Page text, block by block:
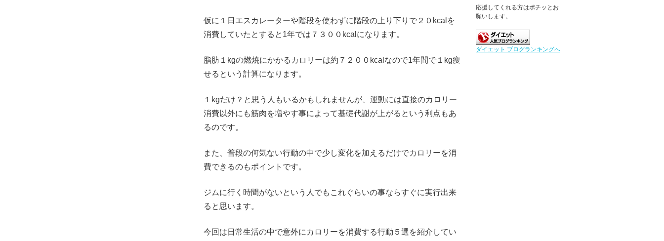
仮に１日エスカレーターや階段を使わずに階段の上り下りで２０kcalを
消費していたとすると1年では７３００kcalになります。
脂肪１kgの燃焼にかかるカロリーは約７２００kcalなので1年間で１kg痩
せるという計算になります。
１kgだけ？と思う人もいるかもしれませんが、運動には直接のカロリー
消費以外にも筋肉を増やす事によって基礎代謝が上がるという利点もあ
るのです。
また、普段の何気ない行動の中で少し変化を加えるだけでカロリーを消
費できるのもポイントです。
ジムに行く時間がないという人でもこれぐらいの事ならすぐに実行出来
ると思います。
今回は日常生活の中で意外にカロリーを消費する行動５選を紹介してい
応援してくれる方はポチッとお
願いします。
ダイエット ブログランキングへ